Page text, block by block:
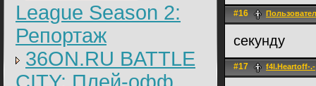
League Season 2:
Репортаж
36ON.RU BATTLE
#16
секунду
#17 f4l.Heartoff-.-